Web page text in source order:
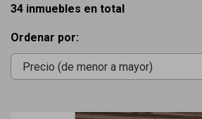
34 inmuebles en total
Ordenar por: